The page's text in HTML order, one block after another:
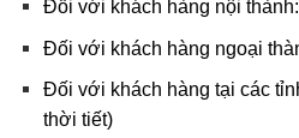
Đối với khách hàng nội
Đối với khách hàng ngoại
Đối với khách hàng tại các
thời tiết)